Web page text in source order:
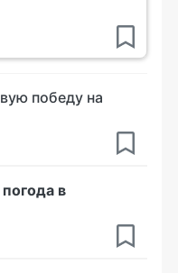
победу на
в